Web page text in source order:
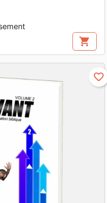
shopping_cart
favorite_border